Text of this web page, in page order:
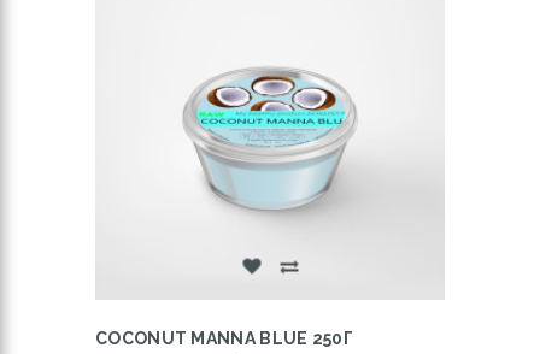
COCONUT MANNA BLUE 250Г